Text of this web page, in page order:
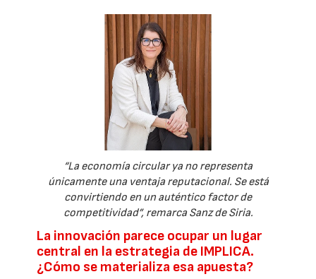
“La economía circular ya no representa
únicamente una ventaja reputacional. Se está
convirtiendo en un auténtico factor de
competitividad”, remarca Sanz de Siria.
La innovación parece ocupar un lugar
central en la estrategia de IMPLICA.
¿Cómo se materializa esa apuesta?